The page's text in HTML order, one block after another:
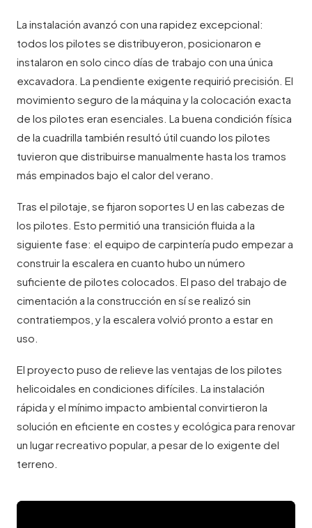
La instalación avanzó con una rapidez excepcional:
todos los pilotes se distribuyeron, posicionaron e
instalaron en solo cinco días de trabajo con una única
excavadora. La pendiente exigente requirió precisión. El
movimiento seguro de la máquina y la colocación exacta
de los pilotes eran esenciales. La buena condición física
de la cuadrilla también resultó útil cuando los pilotes
tuvieron que distribuirse manualmente hasta los tramos
más empinados bajo el calor del verano.
Tras el pilotaje, se fijaron soportes U en las cabezas de
los pilotes. Esto permitió una transición fluida a la
siguiente fase: el equipo de carpintería pudo empezar a
construir la escalera en cuanto hubo un número
suficiente de pilotes colocados. El paso del trabajo de
cimentación a la construcción en sí se realizó sin
contratiempos, y la escalera volvió pronto a estar en
uso.
El proyecto puso de relieve las ventajas de los pilotes
helicoidales en condiciones difíciles. La instalación
rápida y el mínimo impacto ambiental convirtieron la
solución en eficiente en costes y ecológica para renovar
un lugar recreativo popular, a pesar de lo exigente del
terreno.